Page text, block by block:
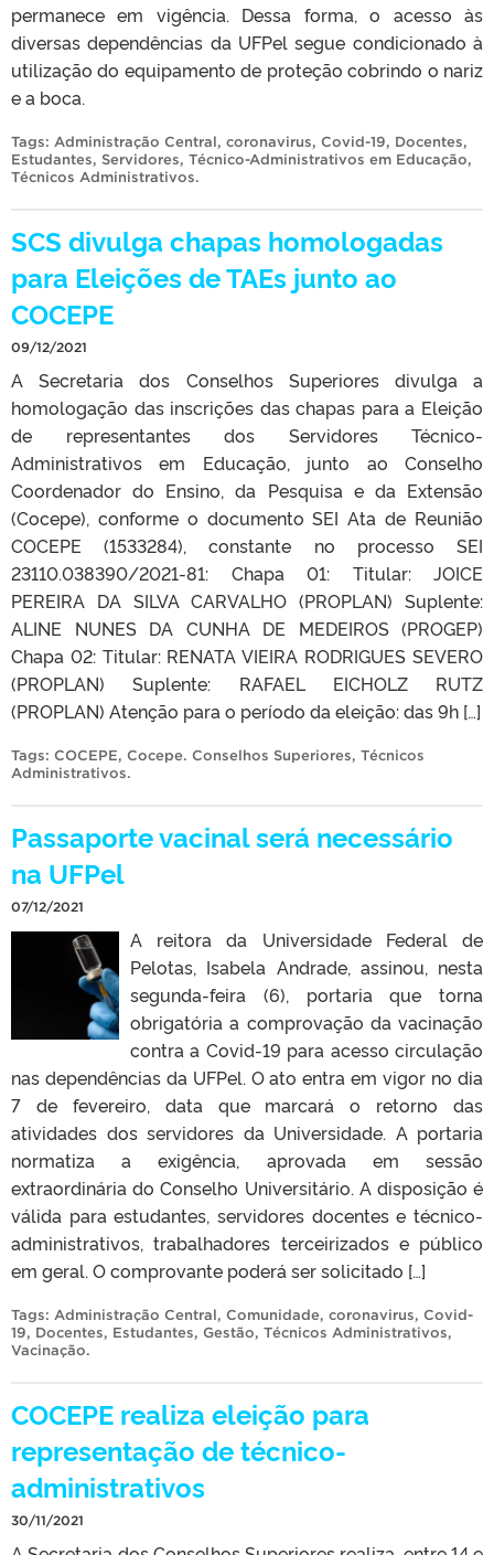
permanece em vigência. Dessa forma, o acesso às
diversas dependências da UFPel segue condicionado à
utilização do equipamento de proteção cobrindo o nariz
e a boca.
Tags: Administração Central, coronavirus, Covid-19, Docentes,
Estudantes, Servidores, Técnico-Administrativos em Educação,
Técnicos Administrativos.
SCS divulga chapas homologadas
para Eleições de TAEs junto ao
COCEPE
09/12/2021
A Secretaria dos Conselhos Superiores divulga a
homologação das inscrições das chapas para a Eleição
de representantes dos Servidores Técnico-
Administrativos em Educação, junto ao Conselho
Coordenador do Ensino, da Pesquisa e da Extensão
(Cocepe), conforme o documento SEI Ata de Reunião
COCEPE (1533284), constante no processo SEI
23110.038390/2021-81: Chapa 01: Titular: JOICE
PEREIRA DA SILVA CARVALHO (PROPLAN) Suplente:
ALINE NUNES DA CUNHA DE MEDEIROS (PROGEP)
Chapa 02: Titular: RENATA VIEIRA RODRIGUES SEVERO
(PROPLAN) Suplente: RAFAEL EICHOLZ RUTZ
(PROPLAN) Atenção para o período da eleição: das 9h […]
Tags: COCEPE, Cocepe. Conselhos Superiores, Técnicos
Administrativos.
Passaporte vacinal será necessário
na UFPel
07/12/2021
A reitora da Universidade Federal de
Pelotas, Isabela Andrade, assinou, nesta
segunda-feira (6), portaria que torna
obrigatória a comprovação da vacinação
contra a Covid-19 para acesso circulação
nas dependências da UFPel. O ato entra em vigor no dia
7 de fevereiro, data que marcará o retorno das
atividades dos servidores da Universidade. A portaria
normatiza a exigência, aprovada em sessão
extraordinária do Conselho Universitário. A disposição é
válida para estudantes, servidores docentes e técnico-
administrativos, trabalhadores terceirizados e público
em geral. O comprovante poderá ser solicitado […]
Tags: Administração Central, Comunidade, coronavirus, Covid-
19, Docentes, Estudantes, Gestão, Técnicos Administrativos,
Vacinação.
COCEPE realiza eleição para
representação de técnico-
administrativos
30/11/2021